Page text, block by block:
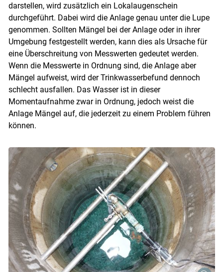
darstellen, wird zusätzlich ein Lokalaugenschein
durchgeführt. Dabei wird die Anlage genau unter die Lupe
genommen. Sollten Mängel bei der Anlage oder in ihrer
Umgebung festgestellt werden, kann dies als Ursache für
eine Überschreitung von Messwerten gedeutet werden.
Wenn die Messwerte in Ordnung sind, die Anlage aber
Mängel aufweist, wird der Trinkwasserbefund dennoch
schlecht ausfallen. Das Wasser ist in dieser
Momentaufnahme zwar in Ordnung, jedoch weist die
Anlage Mängel auf, die jederzeit zu einem Problem führen
können.